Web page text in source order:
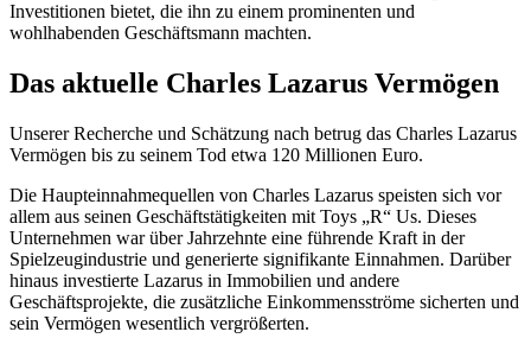
Investitionen bietet, die ihn zu einem prominenten und
wohlhabenden Geschäftsmann machten.
Das aktuelle Charles Lazarus Vermögen
Unserer Recherche und Schätzung nach betrug das Charles Lazarus
Vermögen bis zu seinem Tod etwa 120 Millionen Euro.
Die Haupteinnahmequellen von Charles Lazarus speisten sich vor
allem aus seinen Geschäftstätigkeiten mit Toys „R“ Us. Dieses
Unternehmen war über Jahrzehnte eine führende Kraft in der
Spielzeugindustrie und generierte signifikante Einnahmen. Darüber
hinaus investierte Lazarus in Immobilien und andere
Geschäftsprojekte, die zusätzliche Einkommensströme sicherten und
sein Vermögen wesentlich vergrößerten.